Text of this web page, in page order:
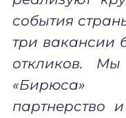
события
три вакансии
откликов.
«Бирюса»
партнерство